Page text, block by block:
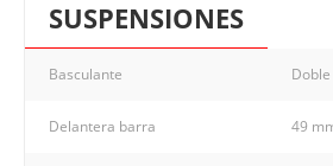
SUSPENSIONES
Basculante
Delantera barra 49